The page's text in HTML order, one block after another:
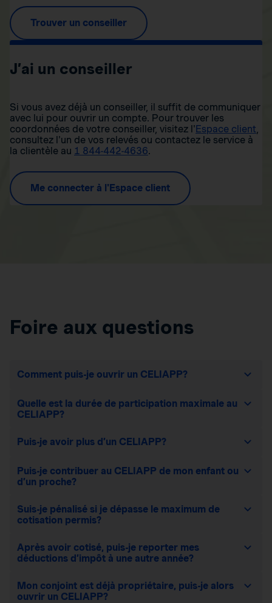
Trouver un conseiller
J’ai un conseiller
Si vous avez déjà un conseiller, il suffit de communiquer
avec lui pour ouvrir un compte. Pour trouver les
coordonnées de votre conseiller, visitez l' Espace client,
consultez l'un de vos relevés ou contactez le service à
la clientèle au 1 844-442-4636.
Me connecter à l'Espace client
Foire aux questions
Comment puis-je ouvrir un CELIAPP?
Quelle est la durée de participation maximale au
CELIAPP?
Puis-je avoir plus d’un CELIAPP?
Puis-je contribuer au CELIAPP de mon enfant ou
d’un proche?
Suis-je pénalisé si je dépasse le maximum de
cotisation permis?
Après avoir cotisé, puis-je reporter mes
déductions d’impôt à une autre année?
Mon conjoint est déjà propriétaire, puis-je alors
ouvrir un CELIAPP?